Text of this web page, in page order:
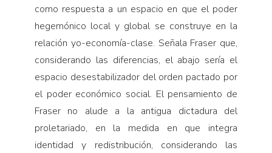
como respuesta a un espacio en que el poder
hegemónico local y global se construye en la
relación yo-economía-clase. Señala Fraser que,
considerando las diferencias, el abajo sería el
espacio desestabilizador del orden pactado por
el poder económico social. El pensamiento de
Fraser no alude a la antigua dictadura del
proletariado, en la medida en que integra
identidad y redistribución, considerando las